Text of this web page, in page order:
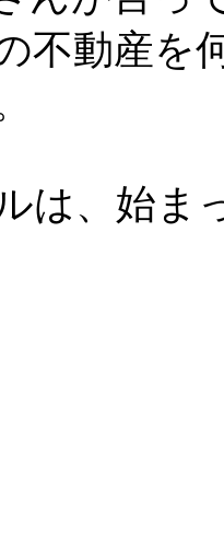
不動産を
は、始ま